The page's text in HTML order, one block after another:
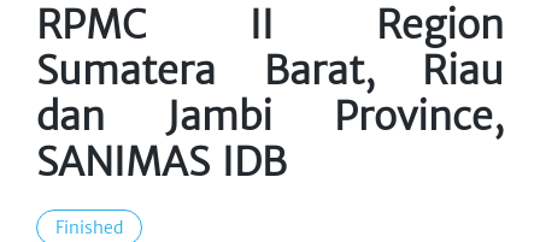
RPMC II Region
Sumatera Barat, Riau
dan Jambi Province,
SANIMAS IDB
Finished